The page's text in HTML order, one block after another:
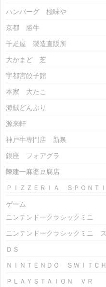
ハンバーグ 極味や
京都 勝牛
千疋屋 製造直販所
大かまど 芝
宇都宮餃子館
本家 大たこ
海賊どんぶり
源来軒
神戸牛専門店 新泉
銀座 フォアグラ
陳建一麻婆豆腐店
ＰＩＺＺＥＲＩＡ ＳＰＯＮ
ゲーム
ニンテンドークラシックミニ
ニンテンドークラシックミニ
ＤＳ
ＮＩＮＴＥＮＤＯ ＳＷＩＴＣＨ
ＰＬＡＹＳＴＡＩＯＮ ＶＲ